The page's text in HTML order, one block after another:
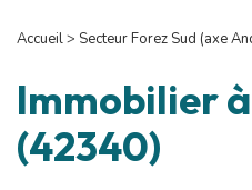
Accueil> Secteur Forez Sud (axe
Immobilier à
(42340)